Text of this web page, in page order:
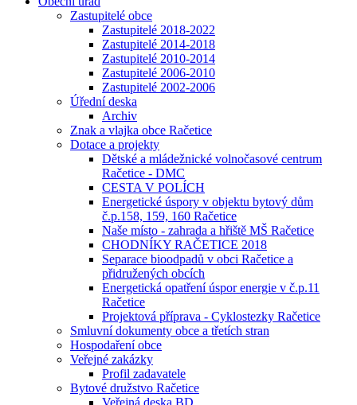
Zastupitelé obce
Zastupitelé 2018-2022
Zastupitelé 2014-2018
Zastupitelé 2010-2014
Zastupitelé 2006-2010
Zastupitelé 2002-2006
Úřední deska
Archiv
Znak a vlajka obce Račetice
Dotace a projekty
Dětské a mládežnické volnočasové centrum
Račetice - DMC
CESTA V POLÍCH
Energetické úspory v objektu bytový dům
č.p.158, 159, 160 Račetice
Naše místo - zahrada a hřiště MŠ Račetice
CHODNÍKY RAČETICE 2018
Separace bioodpadů v obci Račetice a
přidružených obcích
Energetická opatření úspor energie v č.p.11
Račetice
Projektová příprava - Cyklostezky Račetice
Smluvní dokumenty obce a třetích stran
Hospodaření obce
Veřejné zakázky
Profil zadavatele
Bytové družstvo Račetice
Veřejná deska BD